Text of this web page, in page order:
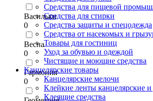
Васильки
0
Весна
0
Гармония
0
Средства для пищевой
Средства для стирки
Средства защиты и спецодежда
Средства от насекомых и
Товары для гостиниц
Уход за обувью и одеждой
Чистящие и моющие средства
Канцелярские товары
Канцелярские мелочи
Клейкие ленты канцелярские
Клеящие средства